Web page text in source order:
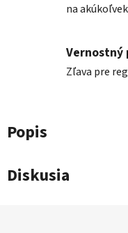
na
Vernostný
Zľava pre
Popis
Diskusia